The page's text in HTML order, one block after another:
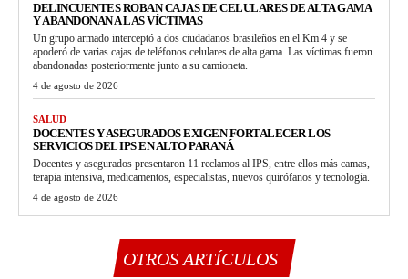
DELINCUENTES ROBAN CAJAS DE CELULARES DE ALTA GAMA
Y ABANDONAN A LAS VÍCTIMAS
Un grupo armado interceptó a dos ciudadanos brasileños en el Km 4 y se
apoderó de varias cajas de teléfonos celulares de alta gama. Las víctimas fueron
abandonadas posteriormente junto a su camioneta.
4 de agosto de 2026
SALUD
DOCENTES Y ASEGURADOS EXIGEN FORTALECER LOS
SERVICIOS DEL IPS EN ALTO PARANÁ
Docentes y asegurados presentaron 11 reclamos al IPS, entre ellos más camas,
terapia intensiva, medicamentos, especialistas, nuevos quirófanos y tecnología.
4 de agosto de 2026
OTROS ARTÍCULOS